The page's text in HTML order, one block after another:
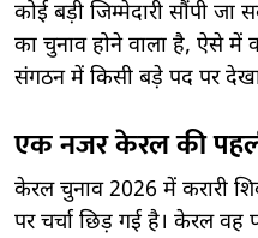
कोई बड़ी जिम्मेदारी सौंपी जा
का चुनाव होने वाला है, ऐसे में
संगठन में किसी बड़े पद पर
एक नजर केरल की
केरल चुनाव 2026 में करारी
पर चर्चा छिड़ गई है। केरल वह